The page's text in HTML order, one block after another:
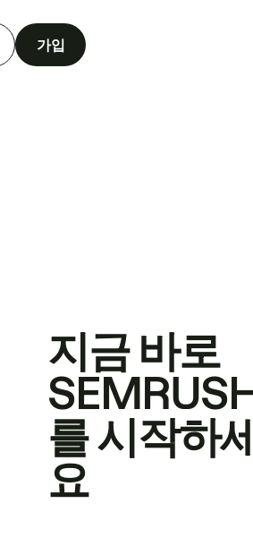
가입
지금 바로
를 시작하
요